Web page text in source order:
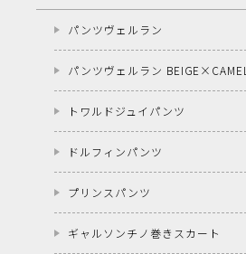
パンツヴェルラン
パンツヴェルラン BEIGE×CAMEL
トワルドジュイパンツ
ドルフィンパンツ
プリンスパンツ
ギャルソンチノ巻きスカート